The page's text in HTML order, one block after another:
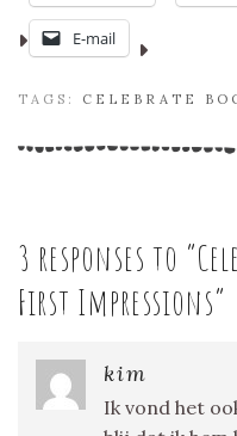
E-mail
TAGS: CELEBRATE
3 responses to “
First Impressions”
kim
Ik vond het